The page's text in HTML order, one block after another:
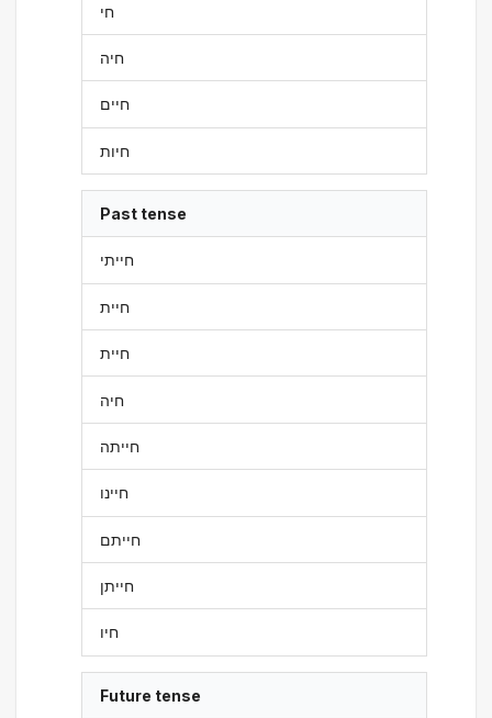
חי
חיה
חיים
חיות
Past tense
חייתי
חיית
חיית
חיה
חייתה
חיינו
חייתם
חייתן
חיו
Future tense